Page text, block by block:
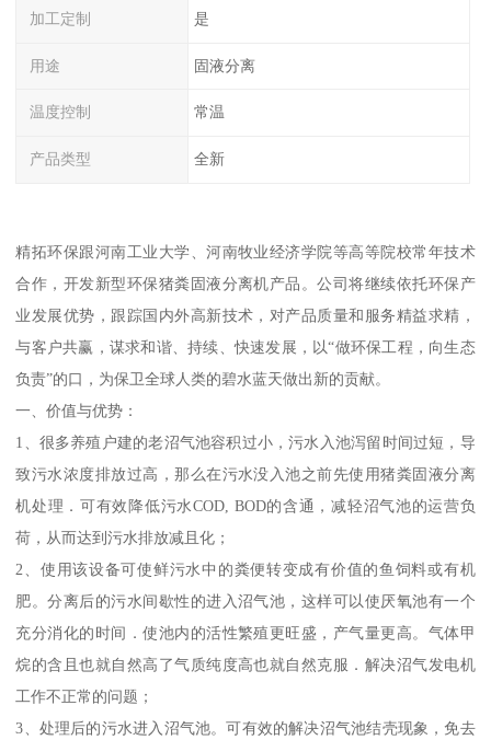
加工定制 是
用途 固液分离
温度控制 常温
产品类型 全新
精拓环保跟河南工业大学、河南牧业经济学院等高等院校常年技术
合作，开发新型环保猪粪固液分离机产品。公司将继续依托环保产
业发展优势，跟踪国内外高新技术，对产品质量和服务精益求精，
与客户共赢，谋求和谐、持续、快速发展，以“做环保工程，向生态
负责”的口，为保卫全球人类的碧水蓝天做出新的贡献。
一、价值与优势：
1、很多养殖户建的老沼气池容积过小，污水入池泻留时间过短，导
致污水浓度排放过高，那么在污水没入池之前先使用猪粪固液分离
机处理．可有效降低污水COD, BOD的含通，减轻沼气池的运营负
荷，从而达到污水排放减且化；
2、使用该设备可使鲜污水中的粪便转变成有价值的鱼饲料或有机
肥。分离后的污水间歇性的进入沼气池，这样可以使厌氧池有一个
充分消化的时间．使池内的活性繁殖更旺盛，产气量更高。气体甲
烷的含且也就自然高了气质纯度高也就自然克服．解决沼气发电机
工作不正常的问题；
3、处理后的污水进入沼气池。可有效的解决沼气池结壳现象，免去